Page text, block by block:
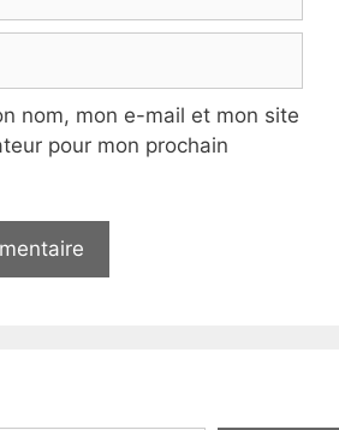
nom, mon e-mail et mon site
pour mon prochain